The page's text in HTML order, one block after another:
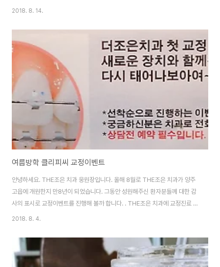
2018. 8. 14.
여름방학 클리피씨 교정이벤트
안녕하세요. THE조은 치과 웅원장입니다. 올해 8월로 THE조은 치과가 양주
고읍에 개원한지 만8년이 되었습니다. 그동안 성원해주신 환자분들께 대한 감
사의 표시로 교정이벤트를 진행해 볼까 합니다. . THE조은 치과에 교정진료 문
의를 주시는 분들 중에 왜 클리피씨를 사용하지 않는지 궁금해하시는 분들이
로 3M UNITEK 사의 Clarity Advance 장치를 사용하고 있었는데 이번 이
벤트를 통해 TOMY 사의 Clippy-C 장치를 추가로 사용하기로 했습니다.) 이
벤트이기에 당연히 치료비 할인이 들어갑니다. 자세한 사항은 내원해 주시면
2018. 8. 4.